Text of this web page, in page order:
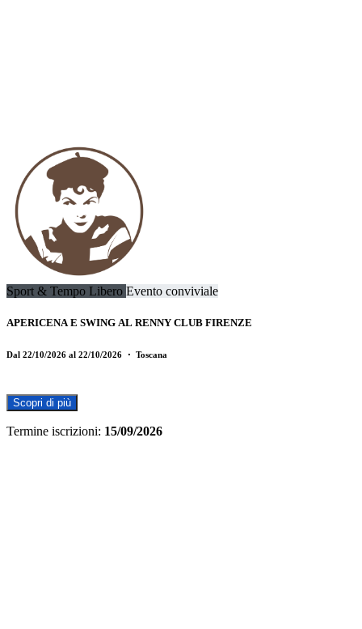
Sport & Tempo Libero Evento conviviale
APERICENA E SWING AL RENNY CLUB FIRENZE
Dal 22/10/2026 al 22/10/2026 ・ Toscana
Scopri di più
Termine iscrizioni: 15/09/2026